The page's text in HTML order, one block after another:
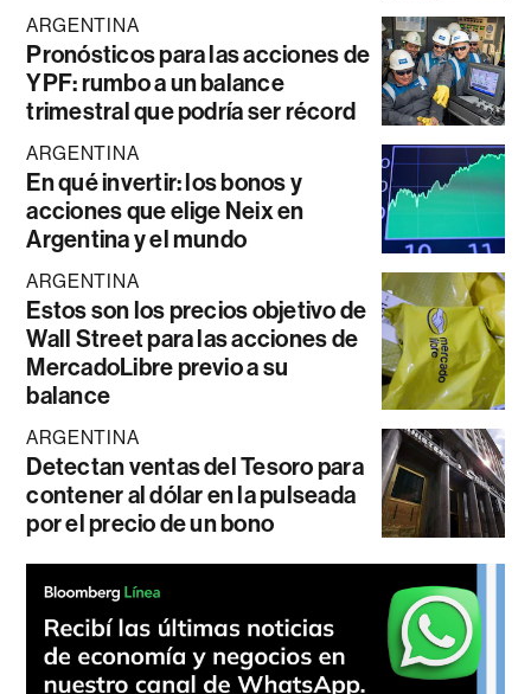
ARGENTINA
Pronósticos para las acciones de
YPF: rumbo a un balance
trimestral que podría ser récord
ARGENTINA
En qué invertir: los bonos y
acciones que elige Neix en
Argentina y el mundo
ARGENTINA
Estos son los precios objetivo de
Wall Street para las acciones de
MercadoLibre previo a su
balance
ARGENTINA
Detectan ventas del Tesoro para
contener al dólar en la pulseada
por el precio de un bono